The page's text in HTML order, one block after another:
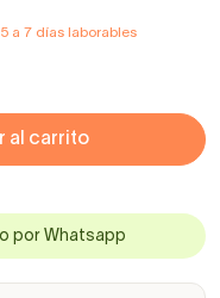
a 7 días laborables
al carrito
por Whatsapp